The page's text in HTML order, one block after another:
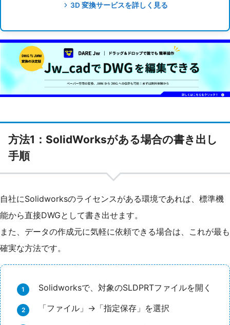
3D 変換サービスを詳しく見る
方法1：SolidWorksがある場合の書き出し
手順
自社にSolidworksのライセンスがある環境であれば、標準機
能から直接DWGとして書き出せます。
また、データの作成元に気軽に依頼できる場合は、これが最も
確実な方法です。
Solidworksで、対象のSLDPRTファイルを開く
「ファイル」→「指定保存」を選択